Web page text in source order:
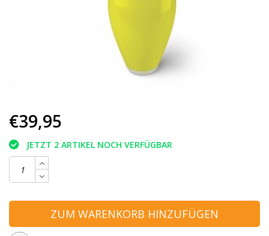
€39,95
JETZT 2 ARTIKEL NOCH VERFÜGBAR
ZUM WARENKORB HINZUFÜGEN